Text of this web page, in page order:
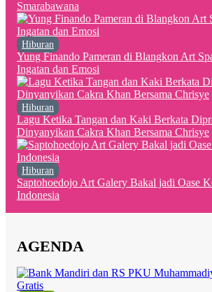
Smarabawana
Hiburan
Yung Finando Pameran di Blangkon Art
Ingatan dan Emosi
Hiburan
Lagu Ketika Tangan dan Kaki Berkata
Dinyanyikan Cakra Khan Bersama Chrisye
Hiburan
Saptohoedojo Art Galery Bakal jadi Oase
Indonesia
AGENDA